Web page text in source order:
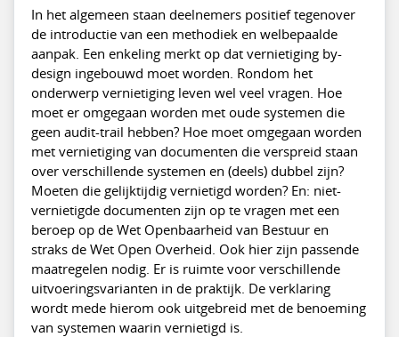
In het algemeen staan deelnemers positief tegenover
de introductie van een methodiek en welbepaalde
aanpak. Een enkeling merkt op dat vernietiging by-
design ingebouwd moet worden. Rondom het
onderwerp vernietiging leven wel veel vragen. Hoe
moet er omgegaan worden met oude systemen die
geen audit-trail hebben? Hoe moet omgegaan worden
met vernietiging van documenten die verspreid staan
over verschillende systemen en (deels) dubbel zijn?
Moeten die gelijktijdig vernietigd worden? En: niet-
vernietigde documenten zijn op te vragen met een
beroep op de Wet Openbaarheid van Bestuur en
straks de Wet Open Overheid. Ook hier zijn passende
maatregelen nodig. Er is ruimte voor verschillende
uitvoeringsvarianten in de praktijk. De verklaring
wordt mede hierom ook uitgebreid met de benoeming
van systemen waarin vernietigd is.